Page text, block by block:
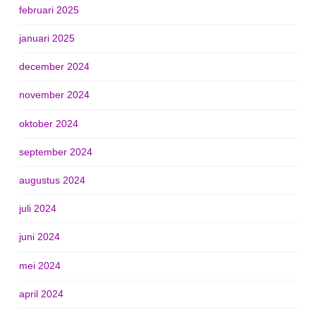
februari 2025
januari 2025
december 2024
november 2024
oktober 2024
september 2024
augustus 2024
juli 2024
juni 2024
mei 2024
april 2024